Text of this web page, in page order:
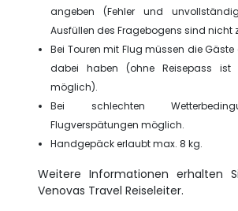
angeben (Fehler und
Ausfüllen des Fragebogens sind nicht
Bei Touren mit Flug müssen die Gäste
dabei haben (ohne Reisepass
möglich).
Bei schlechten
Flugverspätungen möglich.
Handgepäck erlaubt max. 8 kg.
Weitere Informationen erhalten
Venovas Travel Reiseleiter.